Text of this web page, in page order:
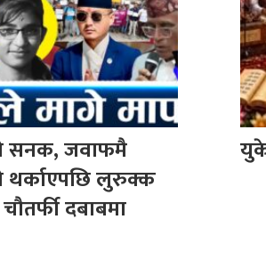
सनक, जवाफमै
थर्काएपछि लुरुक्क
दबाबमा